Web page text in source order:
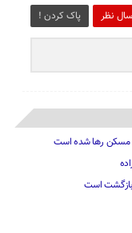
نظر پاک کردن !
بازگشت است